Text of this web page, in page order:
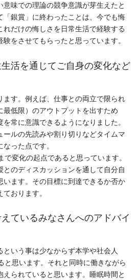
味での理論の競争意識が芽生えたと
「銀賞」に終わったことは、今でも悔
れだけの悔しさを日常生活で経験する
をさせてもらったと思っています。
活を通じてご自身の変化など
ます。例えば、仕事との両立で限られ
最低限）のアウトプットを出すため
常に意識できるようになりました。
ールの先読みや割り切りなどタイムマ
った点です。
で変化の起点であると思っています。
とのディスカッションを通して自分自
います。その目標に到達できるか否か
おります。
ているみなさんへのアドバイ
という事は少なからず本学や社会人
と思います。それと同時に働きながら
られていると思います。睡眠時間と